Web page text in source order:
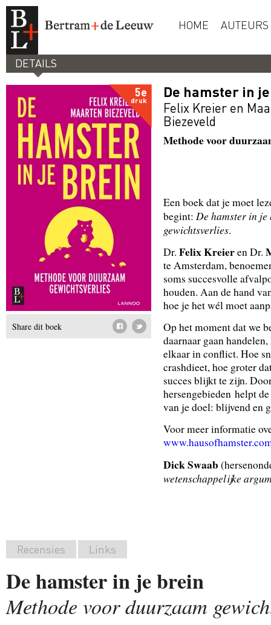
HOME AUTEURS
DETAILS
5e
druk
Share dit boek
De hamster in
Felix Kreier en
Biezeveld
Methode voor
Een boek dat je moet
begint: De hamster in je
gewichtsverlies.
Dr. Felix Kreieren Dr.
te Amsterdam,
soms succesvolle
houden. Aan de hand
hoe je het wél moet
Op het moment dat we
daarnaar gaan
elkaar in conflict. Hoe
crashdieet, hoe groter
succes blijkt te zijn.
hersengebieden helpt de
van je doel: blijvend en
Voor meer informatie
Dick Swaab
wetenschappelijke
Recensies Links
De hamster in je brein
Methode voor duurzaam